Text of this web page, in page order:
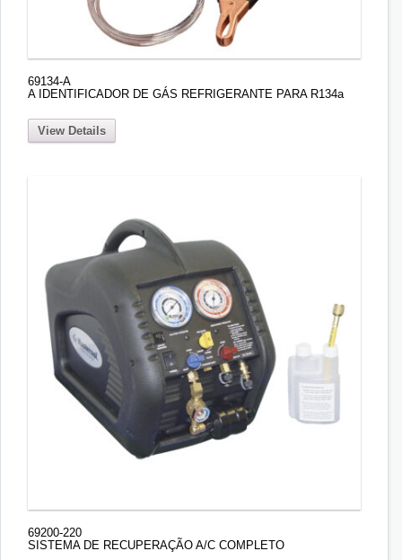
69134-A
A IDENTIFICADOR DE GÁS REFRIGERANTE PARA R134a
View Details
69200-220
SISTEMA DE RECUPERAÇÃO A/C COMPLETO